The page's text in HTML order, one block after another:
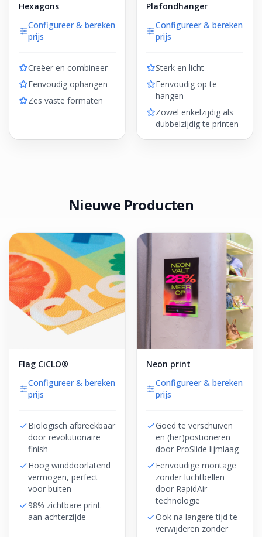
Hexagons
Configureer & bereken
prijs
Creëer en combineer
Eenvoudig ophangen
Zes vaste formaten
Plafondhanger
Configureer & bereken
prijs
Sterk en licht
Eenvoudig op te
hangen
Zowel enkelzijdig als
dubbelzijdig te printen
Nieuwe Producten
Flag CiCLO®
Configureer & bereken
prijs
Biologisch afbreekbaar
door revolutionaire
finish
Hoog winddoorlatend
vermogen, perfect
voor buiten
98% zichtbare print
aan achterzijde
Neon print
Configureer & bereken
prijs
Goed te verschuiven
en (her)postioneren
door ProSlide lijmlaag
Eenvoudige montage
zonder luchtbellen
door RapidAir
technologie
Ook na langere tijd te
verwijderen zonder